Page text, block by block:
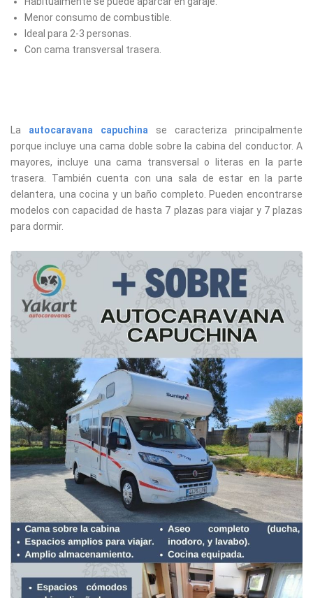
Menor consumo de combustible.
Ideal para 2-3 personas.
Con cama transversal trasera.
La autocaravana capuchina
se caracteriza principalmente
porque incluye una cama doble sobre la cabina del conductor. A
mayores, incluye una cama transversal o literas en la parte
trasera. También cuenta con una sala de estar en la parte
delantera, una cocina y un baño completo. Pueden encontrarse
modelos con capacidad de hasta 7 plazas para viajar y 7 plazas
para dormir.